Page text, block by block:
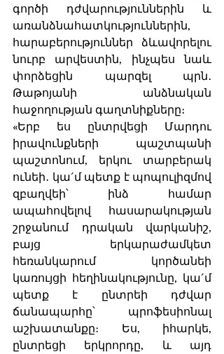
գործի դժվարություններին և
առանձնահատկություններին,
հարաբերություններ ձևավորելու
նուրբ արվեստին, ինչպես նաև
փորձեցին պարզել պրն․
Թաթոյանի անձնական
հաջողության գաղտնիքները։
«Երբ ես ընտրվեցի Մարդու
իրավունքների պաշտպանի
պաշտոնում, երկու տարբերակ
ունեի․ կա´մ պետք է պոպուլիզմով
զբաղվեի՝ ինձ համար
ապահովելով հասարակության
շրջանում դրական վարկանիշ,
բայց երկարաժամկետ
հեռանկարում կործանեի
կառույցի հեղինակությունը, կա´մ
պետք է ընտրեի դժվար
ճանապարհը՝ պրոֆեսիոնալ
աշխատանքը։ Ես, իհարկե,
ընտրեցի երկրորդը, և այդ